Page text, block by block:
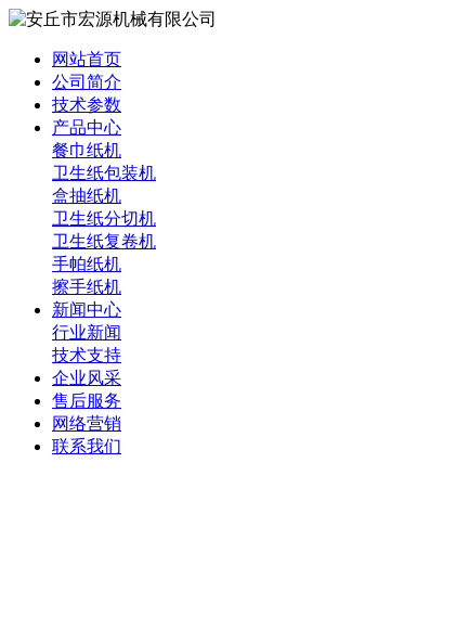
网站首页
公司简介
技术参数
产品中心
餐巾纸机
卫生纸包装机
盒抽纸机
卫生纸分切机
卫生纸复卷机
手帕纸机
擦手纸机
新闻中心
行业新闻
技术支持
企业风采
售后服务
网络营销
联系我们